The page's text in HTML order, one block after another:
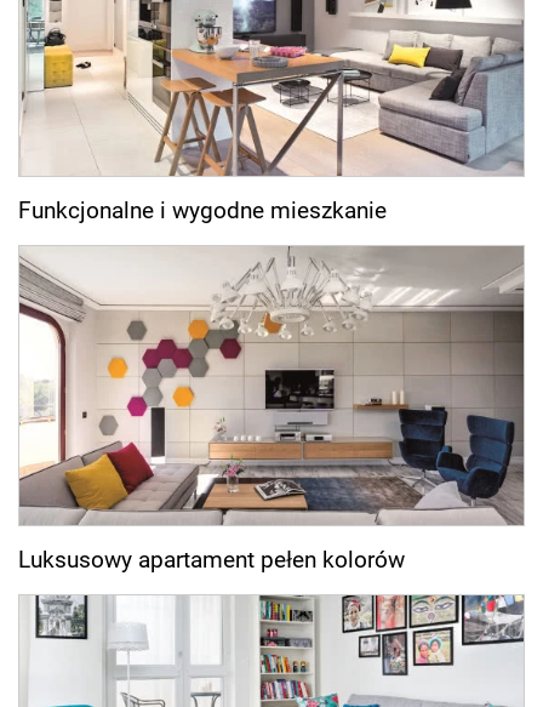
Funkcjonalne i wygodne mieszkanie
Luksusowy apartament pełen kolorów